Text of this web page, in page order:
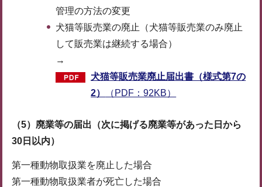
管理の方法の変更
犬猫等販売業の廃止（犬猫等販売業のみ廃止
して販売業は継続する場合）
→
犬猫等販売業廃止届出書（様式第7の
2）
（PDF：92KB）
（5）廃業等の届出（次に掲げる廃業等があった日から
30日以内）
第一種動物取扱業を廃止した場合
第一種動物取扱業者が死亡した場合